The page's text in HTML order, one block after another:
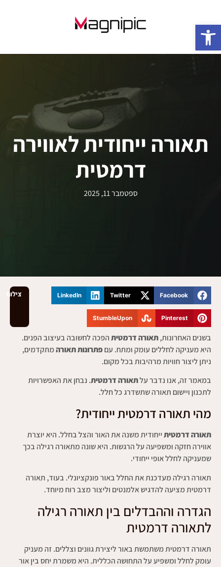
תאורה ייחודית לאווירה
דרמטית
ספטמבר 11, 2025
Facebook
Twitter
LinkedIn
Pinterest
StumbleUpon
צילום
בשנים האחרונות,תאורה דרמטיתהפכה לחשובה בעיצוב הפנים.
היא מעניקה לחללים עומק ומתח. עםפתרונות תאורהמתקדמים,
ניתן ליצור חוויות מרהיבות בכל מקום.
במאמר זה, אנו נדבר עלתאורה דרמטית. נבחן את האפשרויות
לתכנון ויישום תאורה שתשדרג כל חלל.
מהי תאורה דרמטית ייחודית?
תאורה דרמטיתייחודית משנה את האור והצל בחלל. היא יוצרת
אווירה חזקה ומשפיעה על הרגשות. היא שונה מתאורה רגילה בכך
שמעניקה לחלל אופי ייחודי.
תאורה רגילה מעדכנת את החלל באור פונקציונלי. בעוד, תאורה
דרמטית מציעה להדגיש אלמנטים וליצור מצב רוח מיוחד.
הגדרה וההבדלים בין תאורה רגילה
לתאורה דרמטית
תאורה דרמטית משתמשת באור ליצירת גוונים וצללים. זה מעניק
עומק לחלל ומשפיע על התחושה הכללית. היא משמרת יחס בין אור
פתח סרגל נגישות